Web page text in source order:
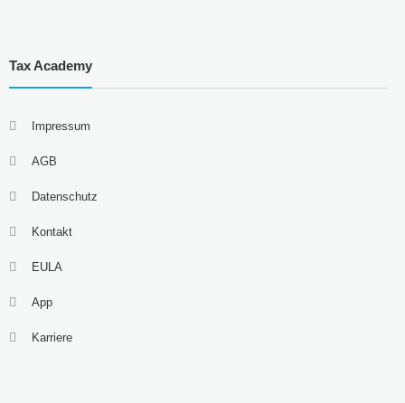
Tax Academy
Impressum
AGB
Datenschutz
Kontakt
EULA
App
Karriere